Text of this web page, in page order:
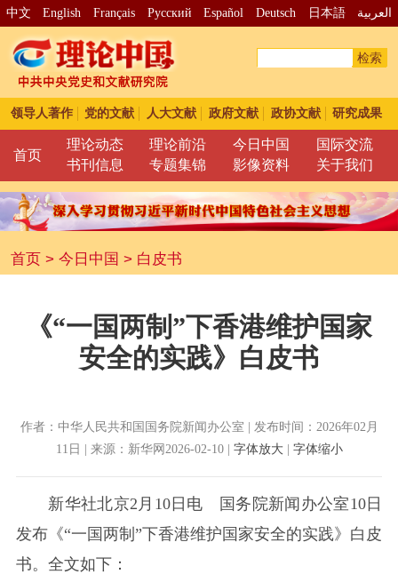
中文 English Français Pусский Español Deutsch 日本語 العربية
检索
领导人著作 党的文献 人大文献 政府文献 政协文献 研究成果
首页
理论动态 理论前沿 今日中国
国际交流
书刊信息
专题集锦 影像资料 关于我们
首页> 今日中国 > 白皮书
《“一国两制”下香港维护国家
安全的实践》白皮书
作者：中华人民共和国国务院新闻办公室 | 发布时间：2026年02月
11日 | 来源：新华网2026-02-10 | 字体放大| 字体缩小
新华社北京2月10日电 国务院新闻办公室10日
发布《“一国两制”下香港维护国家安全的实践》白皮
书。全文如下：